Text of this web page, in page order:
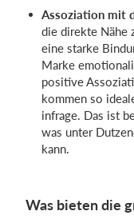
Assoziation mit
die direkte Nähe
eine starke
Marke
positive
kommen so
infrage. Das ist
was unter
kann.
Was bieten die